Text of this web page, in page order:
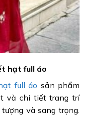
hạt full áo
full áo sản phẩm
và chi tiết trang trí
và sang trọng.